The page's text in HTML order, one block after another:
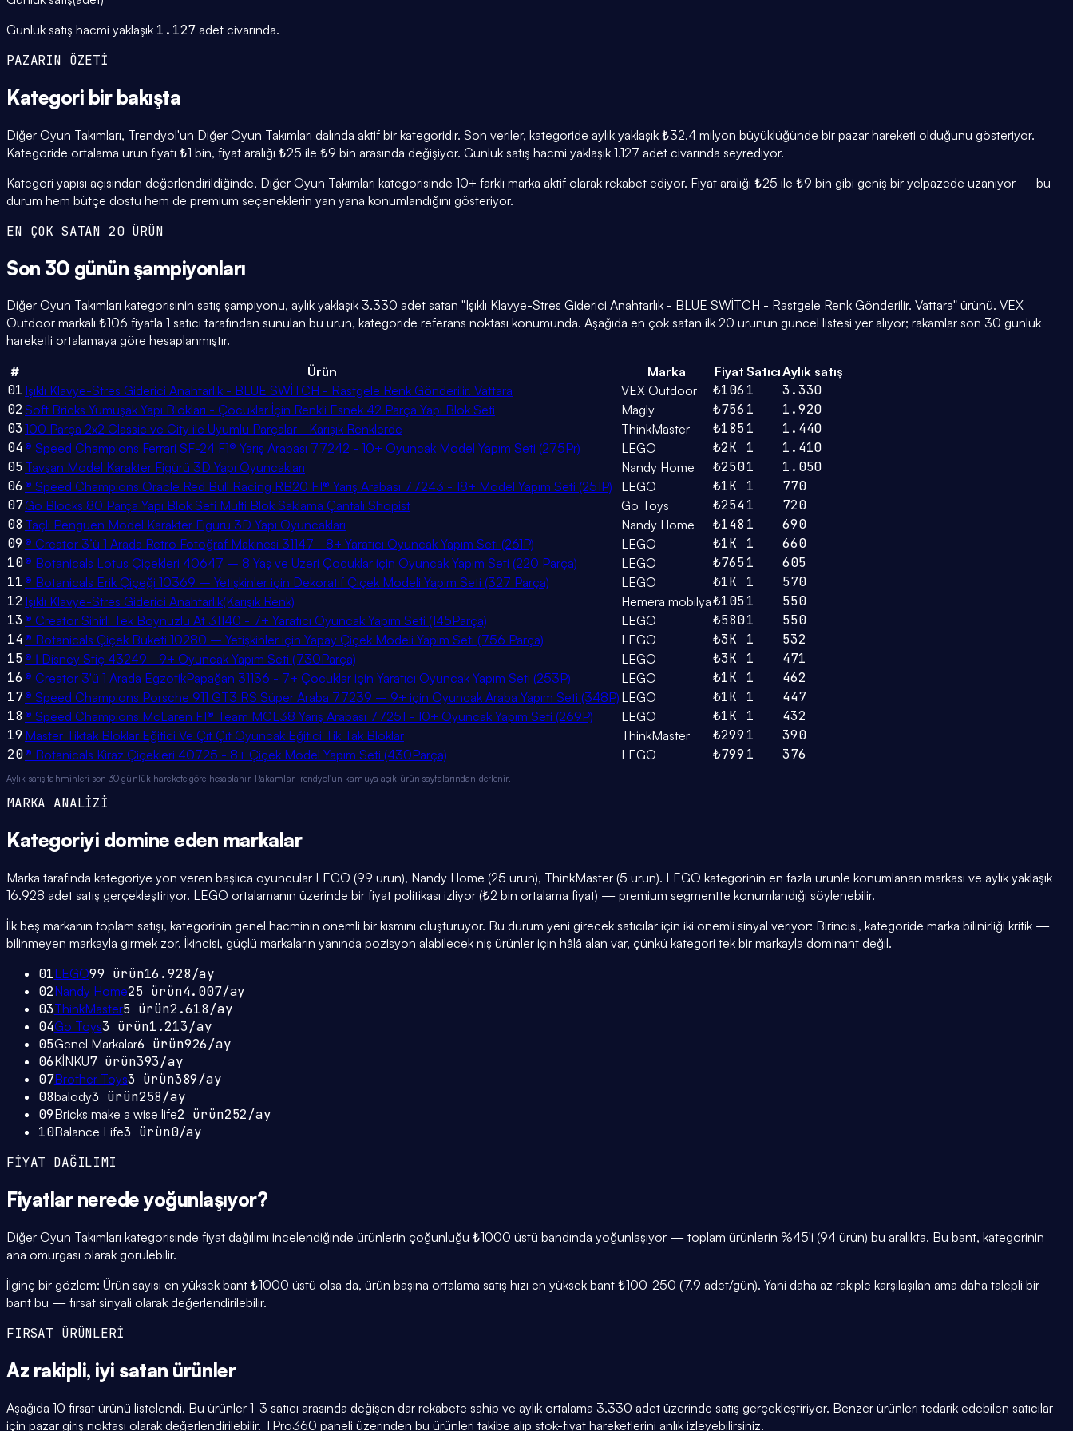
Günlük satış hacmi yaklaşık 1.127 adet civarında.
PAZARIN ÖZETİ
Kategori bir bakışta
Diğer Oyun Takımları, Trendyol'un Diğer Oyun Takımları dalında aktif bir kategoridir. Son veriler, kategoride aylık yaklaşık ₺32.4 milyon büyüklüğünde bir pazar hareketi olduğunu gösteriyor.
Kategoride ortalama ürün fiyatı ₺1 bin, fiyat aralığı ₺25 ile ₺9 bin arasında değişiyor. Günlük satış hacmi yaklaşık 1.127 adet civarında seyrediyor.
Kategori yapısı açısından değerlendirildiğinde, Diğer Oyun Takımları kategorisinde 10+ farklı marka aktif olarak rekabet ediyor. Fiyat aralığı ₺25 ile ₺9 bin gibi geniş bir yelpazede uzanıyor — bu
durum hem bütçe dostu hem de premium seçeneklerin yan yana konumlandığını gösteriyor.
EN ÇOK SATAN 20 ÜRÜN
Son 30 günün şampiyonları
Diğer Oyun Takımları kategorisinin satış şampiyonu, aylık yaklaşık 3.330 adet satan "Işıklı Klavye-Stres Giderici Anahtarlık - BLUE SWİTCH - Rastgele Renk Gönderilir. Vattara" ürünü. VEX
Outdoor markalı ₺106 fiyatla 1 satıcı tarafından sunulan bu ürün, kategoride referans noktası konumunda. Aşağıda en çok satan ilk 20 ürünün güncel listesi yer alıyor; rakamlar son 30 günlük
hareketli ortalamaya göre hesaplanmıştır.
#
Ürün Marka Fiyat SatıcıAylık satış
01 Işıklı Klavye-Stres Giderici Anahtarlık - BLUE SWİTCH - Rastgele Renk Gönderilir. Vattara VEX Outdoor ₺106 1
3.330
02 Soft Bricks Yumuşak Yapı Blokları - Çocuklar İçin Renkli Esnek 42 Parça Yapı Blok Seti Magly ₺756 1
1.920
03100 Parça 2x2 Classic ve City ile Uyumlu Parçalar - Karışık Renklerde ThinkMaster ₺1851
1.440
04® Speed Champions Ferrari SF-24 F1® Yarış Arabası 77242 - 10+ Oyuncak Model Yapım Seti (275Pr) LEGO ₺2K 1
1.410
05 Tavşan Model Karakter Figürü 3D Yapı Oyuncakları Nandy Home ₺2501
1.050
06 ® Speed Champions Oracle Red Bull Racing RB20 F1® Yarış Arabası 77243 - 18+ Model Yapım Seti (251P) LEGO ₺1K 1
770
07Go Blocks 80 Parça Yapı Blok Seti Multi Blok Saklama Çantalı Shopist Go Toys ₺2541
720
08 Taçlı Penguen Model Karakter Figürü 3D Yapı Oyuncakları Nandy Home ₺148 1
690
09 ® Creator 3’ü 1 Arada Retro Fotoğraf Makinesi 31147 - 8+ Yaratıcı Oyuncak Yapım Seti (261P) LEGO ₺1K 1
660
10® Botanicals Lotus Çiçekleri 40647 – 8 Yaş ve Üzeri Çocuklar için Oyuncak Yapım Seti (220 Parça) LEGO ₺7651
605
11 ® Botanicals Erik Çiçeği 10369 – Yetişkinler için Dekoratif Çiçek Modeli Yapım Seti (327 Parça) LEGO ₺1K 1
570
12 Işıklı Klavye-Stres Giderici Anahtarlık(Karışık Renk) Hemera mobilya₺1051
550
13® Creator Sihirli Tek Boynuzlu At 31140 - 7+ Yaratıcı Oyuncak Yapım Seti (145Parça) LEGO ₺5801
550
14® Botanicals Çiçek Buketi 10280 – Yetişkinler için Yapay Çiçek Modeli Yapım Seti (756 Parça) LEGO ₺3K 1
532
15® ǀ Disney Stiç 43249 - 9+ Oyuncak Yapım Seti (730Parça) LEGO ₺3K 1
471
16 ® Creator 3'ü 1 Arada EgzotikPapağan 31136 - 7+ Çocuklar için Yaratıcı Oyuncak Yapım Seti (253P) LEGO ₺1K 1
462
17® Speed Champions Porsche 911 GT3 RS Süper Araba 77239 – 9+ için Oyuncak Araba Yapım Seti (348P) LEGO ₺1K 1
447
18 ® Speed Champions McLaren F1® Team MCL38 Yarış Arabası 77251 - 10+ Oyuncak Yapım Seti (269P) LEGO ₺1K 1
432
19 Master Tiktak Bloklar Eğitici Ve Çıt Çıt Oyuncak Eğitici Tik Tak Bloklar ThinkMaster ₺299 1
390
20® Botanicals Kiraz Çiçekleri 40725 - 8+ Çiçek Model Yapım Seti (430Parça) LEGO ₺799 1 376
Aylık satış tahminleri son 30 günlük harekete göre hesaplanır. Rakamlar Trendyol'un kamuya açık ürün sayfalarından derlenir.
MARKA ANALİZİ
Kategoriyi domine eden markalar
Marka tarafında kategoriye yön veren başlıca oyuncular LEGO (99 ürün), Nandy Home (25 ürün), ThinkMaster (5 ürün). LEGO kategorinin en fazla ürünle konumlanan markası ve aylık yaklaşık
16.928 adet satış gerçekleştiriyor. LEGO ortalamanın üzerinde bir fiyat politikası izliyor (₺2 bin ortalama fiyat) — premium segmentte konumlandığı söylenebilir.
İlk beş markanın toplam satışı, kategorinin genel hacminin önemli bir kısmını oluşturuyor. Bu durum yeni girecek satıcılar için iki önemli sinyal veriyor: Birincisi, kategoride marka bilinirliği kritik —
bilinmeyen markayla girmek zor. İkincisi, güçlü markaların yanında pozisyon alabilecek niş ürünler için hâlâ alan var, çünkü kategori tek bir markayla dominant değil.
01LEGO99 ürün16.928/ay
02Nandy Home25 ürün4.007/ay
03ThinkMaster5 ürün2.618/ay
04Go Toys3 ürün1.213/ay
05Genel Markalar6 ürün926/ay
06KİNKU7ürün393/ay
07Brother Toys3 ürün389/ay
08balody3 ürün258/ay
09Bricks make a wise life2 ürün252/ay
10Balance Life3 ürün0/ay
FİYAT DAĞILIMI
Fiyatlar nerede yoğunlaşıyor?
Diğer Oyun Takımları kategorisinde fiyat dağılımı incelendiğinde ürünlerin çoğunluğu ₺1000 üstü bandında yoğunlaşıyor — toplam ürünlerin %45'i (94 ürün) bu aralıkta. Bu bant, kategorinin
ana omurgası olarak görülebilir.
İlginç bir gözlem: Ürün sayısı en yüksek bant ₺1000 üstü olsa da, ürün başına ortalama satış hızı en yüksek bant ₺100-250 (7.9 adet/gün). Yani daha az rakiple karşılaşılan ama daha talepli bir
bant bu — fırsat sinyali olarak değerlendirilebilir.
FIRSAT ÜRÜNLERİ
Az rakipli, iyi satan ürünler
Aşağıda 10 fırsat ürünü listelendi. Bu ürünler 1-3 satıcı arasında değişen dar rekabete sahip ve aylık ortalama 3.330 adet üzerinde satış gerçekleştiriyor. Benzer ürünleri tedarik edebilen satıcılar
için pazar giriş noktası olarak değerlendirilebilir. TPro360 paneli üzerinden bu ürünleri takibe alıp stok-fiyat hareketlerini anlık izleyebilirsiniz.